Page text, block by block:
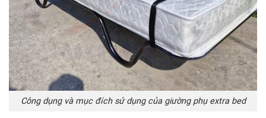
Công dụng và mục đích sử dụng của giường phụ extra bed